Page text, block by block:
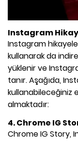
Instagram
Instagram
kullanarak da
yüklenir ve
tanır. Aşağıda,
kullanabileceğiniz
almaktadır:
4. Chrome IG
Chrome IG Story,